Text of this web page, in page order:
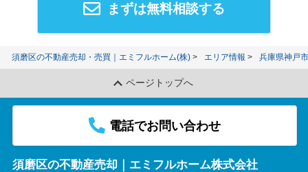
まずは無料相談する
須磨区の不動産売却・売買｜エミフルホーム(株) エリア情報 兵庫県神戸
ページトップへ
電話でお問い合わせ
須磨区の不動産売却｜エミフルホーム株式会社